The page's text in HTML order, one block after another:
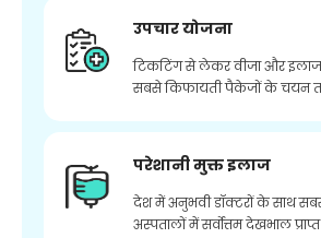
उपचार योजना
टिकटिंग से लेकर वीजा और
सबसे किफायती पैकेजों के चयन
परेशानी मुक्त इलाज
देश में अनुभवी डॉक्टरों के साथ सबसे
अस्पतालों में सर्वोत्तम देखभाल